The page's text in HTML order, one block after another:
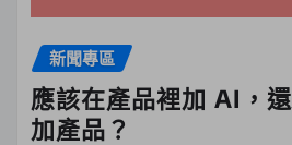
新聞專區
應該在產品裡加 AI，
加產品？